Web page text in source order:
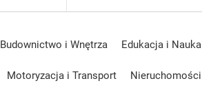
Budownictwo i Wnętrza Edukacja i Nauka
Motoryzacja i Transport Nieruchomości